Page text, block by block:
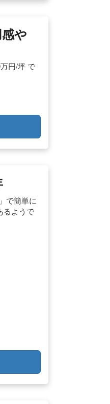
や
円/坪 で
で簡単に
るようで